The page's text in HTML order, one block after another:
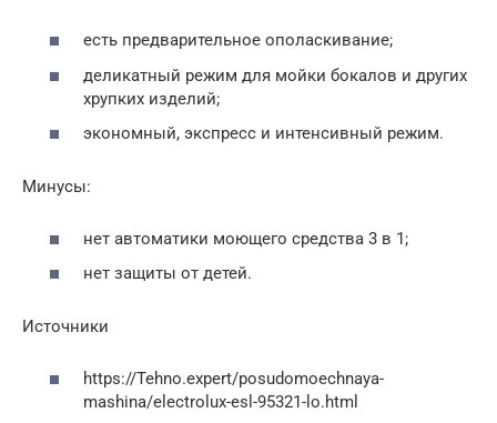
есть предварительное ополаскивание;
деликатный режим для мойки бокалов и других
хрупких изделий;
экономный, экспресс и интенсивный режим.
Минусы:
нет автоматики моющего средства 3 в 1;
нет защиты от детей.
Источники
https://Tehno.expert/posudomoechnaya-
mashina/electrolux-esl-95321-lo.html